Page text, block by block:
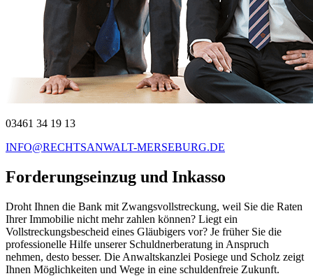
03461 34 19 13
INFO@RECHTSANWALT-MERSEBURG.DE
Forderungseinzug und Inkasso
Droht Ihnen die Bank mit Zwangsvollstreckung, weil Sie die Raten
Ihrer Immobilie nicht mehr zahlen können? Liegt ein
Vollstreckungsbescheid eines Gläubigers vor? Je früher Sie die
professionelle Hilfe unserer Schuldnerberatung in Anspruch
nehmen, desto besser. Die Anwaltskanzlei Posiege und Scholz zeigt
Ihnen Möglichkeiten und Wege in eine schuldenfreie Zukunft.